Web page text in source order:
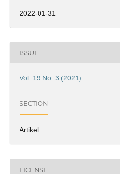
2022-01-31
ISSUE
Vol. 19 No. 3 (2021)
SECTION
Artikel
LICENSE